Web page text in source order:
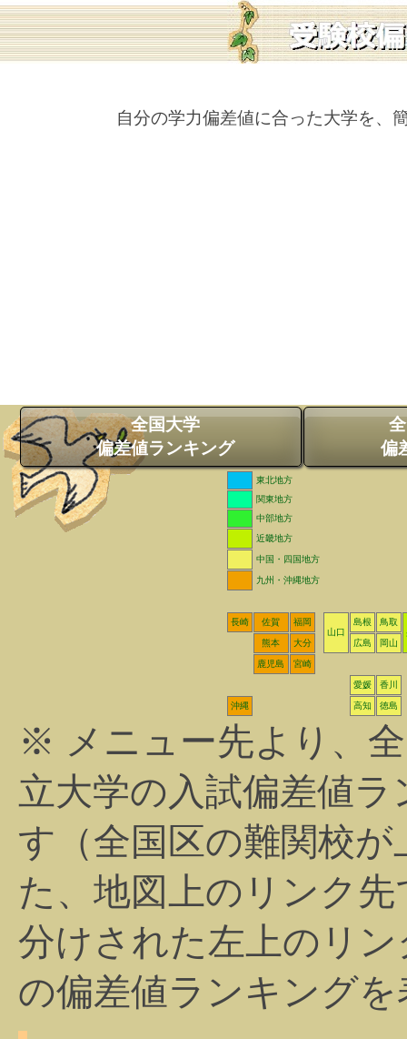
自分の学力偏差値に合った大学を、
全国大学
偏差値ランキング
偏
東北地方
関東地方
中部地方
近畿地方
中国・四国地方
九州・沖縄地方
長崎 佐賀
福岡
山口
島根
鳥取
熊本
大分 広島 岡山
鹿児島 宮崎
愛媛 香川
沖縄 高知 徳島
※ メニュー先より、
立大学の入試偏差値
す（全国区の難関校
た、地図上のリンク
分けされた左上のリ
の偏差値ランキング